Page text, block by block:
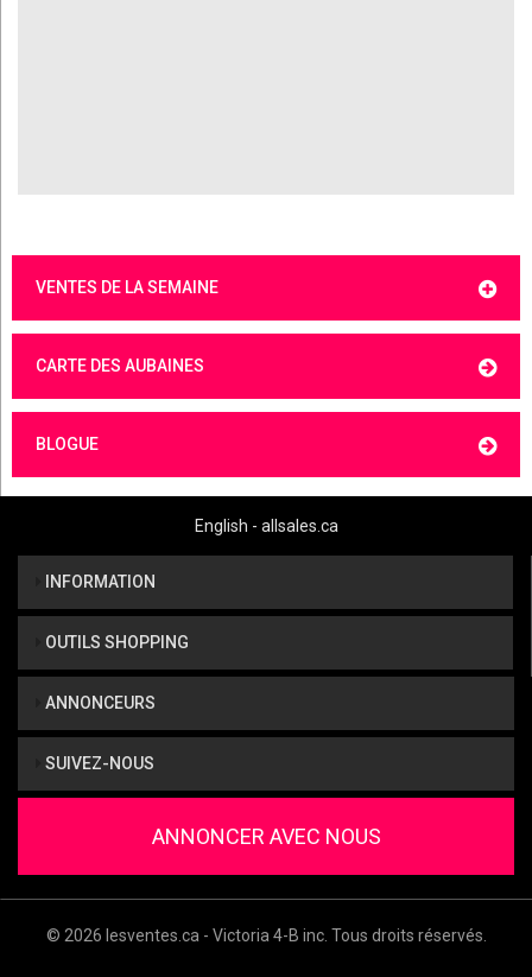
VENTES DE LA SEMAINE
CARTE DES AUBAINES
BLOGUE
English - allsales.ca
INFORMATION
OUTILS SHOPPING
ANNONCEURS
SUIVEZ-NOUS
ANNONCER AVEC NOUS
© 2026 lesventes.ca - Victoria 4-B inc. Tous droits réservés.